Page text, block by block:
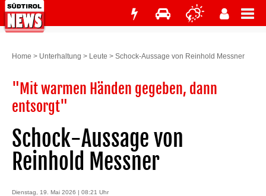
Home > Unterhaltung > Leute > Schock-Aussage von Reinhold Messner
"Mit warmen Händen gegeben, dann
entsorgt"
Schock-Aussage von
Reinhold Messner
Dienstag, 19. Mai 2026 | 08:21 Uhr